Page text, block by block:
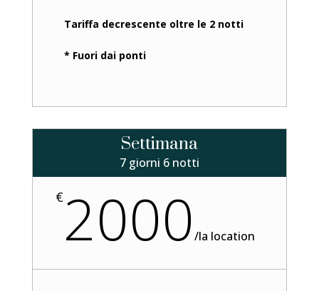
Tariffa decrescente oltre le 2 notti
* Fuori dai ponti
Settimana
7 giorni 6 notti
€2000/la location